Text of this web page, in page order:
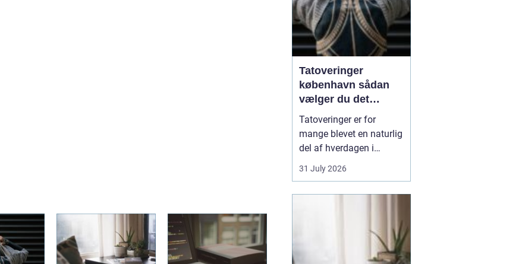
Tatoveringer
københavn sådan
vælger du det
rigtige studie
Tatoveringer er for
mange blevet en naturlig
del af hverdagen i
København. Byen er fyldt
med dygtige artister,
spænder vidt. Når man
31 July 2026